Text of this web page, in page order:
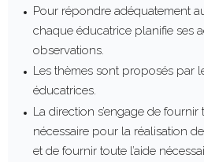
Pour répondre adéquatement
chaque éducatrice planifie ses
observations.
Les thèmes sont proposés par
éducatrices.
La direction s’engage de fournir
nécessaire pour la réalisation
et de fournir toute l’aide